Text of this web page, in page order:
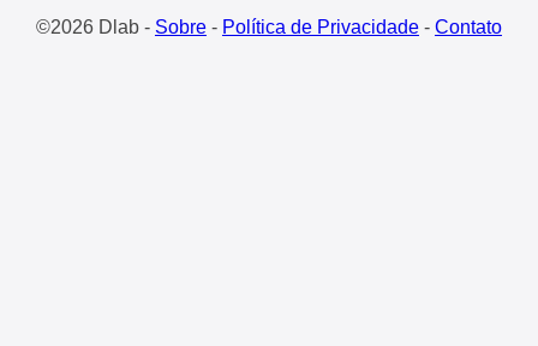
©2026 Dlab - Sobre- Política de Privacidade- Contato